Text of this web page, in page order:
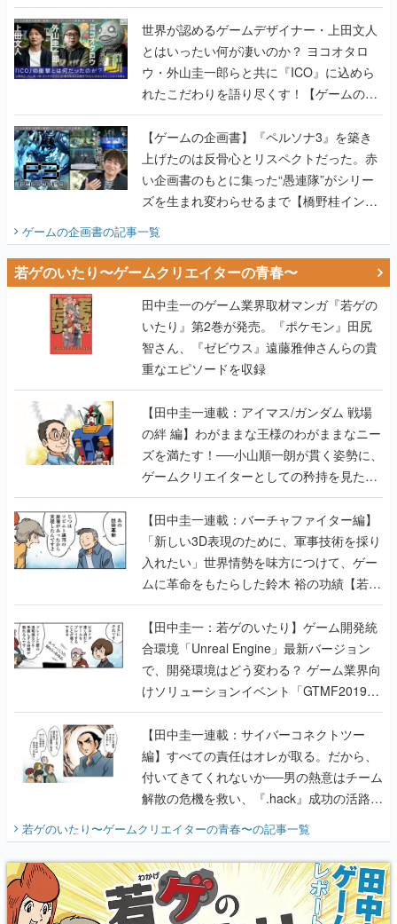
世界が認めるゲームデザイナー・上田文人
とはいったい何が凄いのか？ ヨコオタロ
ウ・外山圭一郎らと共に『ICO』に込めら
れたこだわりを語り尽くす！【ゲームの企
画書】
【ゲームの企画書】『ペルソナ3』を築き
上げたのは反骨心とリスペクトだった。赤
い企画書のもとに集った“愚連隊”がシリー
ズを生まれ変わらせるまで【橋野桂インタ
ビュー】
ゲームの企画書の記事一覧
若ゲのいたり〜ゲームクリエイターの青春〜
田中圭一のゲーム業界取材マンガ『若ゲの
いたり』第2巻が発売。『ポケモン』田尻
智さん、『ゼビウス』遠藤雅伸さんらの貴
重なエピソードを収録
【田中圭一連載：アイマス/ガンダム 戦場
の絆 編】わがままな王様のわがままなニー
ズを満たす！──小山順一朗が貫く姿勢に、
ゲームクリエイターとしての矜持を見た
【若ゲのいたり最終回】
【田中圭一連載：バーチャファイター編】
「新しい3D表現のために、軍事技術を採り
入れたい」世界情勢を味方につけて、ゲー
ムに革命をもたらした鈴木 裕の功績【若ゲ
のいたり】
【田中圭一：若ゲのいたり】ゲーム開発統
合環境「Unreal Engine」最新バージョン
で、開発環境はどう変わる？ ゲーム業界向
けソリューションイベント「GTMF2019」
に行って、より理解を深めよう【PR】
【田中圭一連載：サイバーコネクトツー
編】すべての責任はオレが取る。だから、
付いてきてくれないか──男の熱意はチーム
解散の危機を救い、『.hack』成功の活路を
開く。業界の快男児・松山 洋に流れる血は
『少年ジャンプ』色だった【若ゲのいた
り】
若ゲのいたり〜ゲームクリエイターの青春〜の記事一覧